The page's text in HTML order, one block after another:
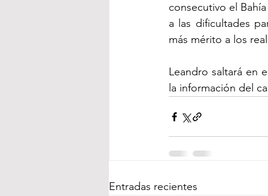
consecutivo el
a las dificultades
más mérito a los
Leandro saltará en
la información del
Entradas recientes